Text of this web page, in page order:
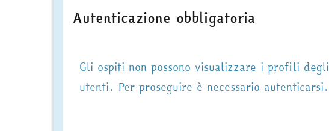
Autenticazione obbligatoria
Gli ospiti non possono visualizzare i profili degli
utenti. Per proseguire è necessario autenticarsi.